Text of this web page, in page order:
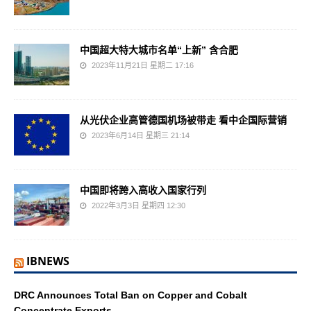
中国超大特大城市名单“上新” 含合肥
2023年11月21日 星期二 17:16
从光伏企业高管德国机场被带走 看中企国际营销
2023年6月14日 星期三 21:14
中国即将跨入高收入国家行列
2022年3月3日 星期四 12:30
IBNEWS
DRC Announces Total Ban on Copper and Cobalt